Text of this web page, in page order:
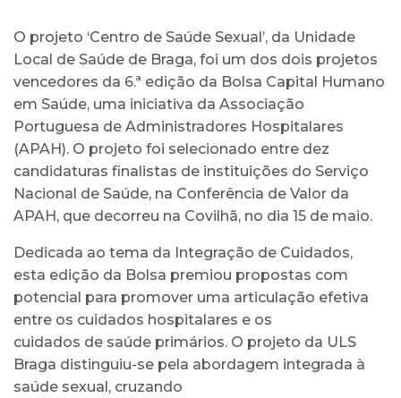
O projeto ‘Centro de Saúde Sexual’, da Unidade
Local de Saúde de Braga, foi um dos dois projetos
vencedores da 6.ª edição da Bolsa Capital Humano
em Saúde, uma iniciativa da Associação
Portuguesa de Administradores Hospitalares
(APAH). O projeto foi selecionado entre dez
candidaturas finalistas de instituições do Serviço
Nacional de Saúde, na Conferência de Valor da
APAH, que decorreu na Covilhã, no dia 15 de maio.
Dedicada ao tema da Integração de Cuidados,
esta edição da Bolsa premiou propostas com
potencial para promover uma articulação efetiva
entre os cuidados hospitalares e os
cuidados de saúde primários. O projeto da ULS
Braga distinguiu-se pela abordagem integrada à
saúde sexual, cruzando